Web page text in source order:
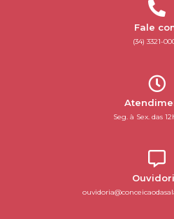
Fale
(34) 3321-
Seg. à Sex. das